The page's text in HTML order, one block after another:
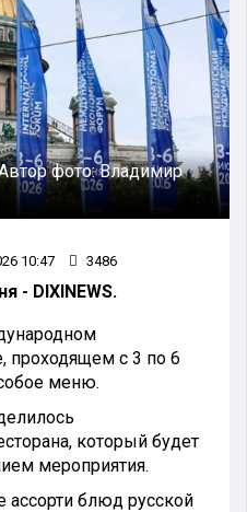
фото:Владимир
10:47 3486
- DIXINEWS.
проходящем с 3 по 6
меню.
который будет
мероприятия.
ассорти блюд русской